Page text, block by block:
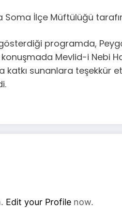
Soma İlçe Müftülüğü
programda,
Mevlid-i Nebi
sunanlara teşekkür
Edit your Profile now.